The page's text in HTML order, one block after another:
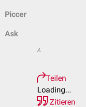
Piccer
Ask
A
Teilen
Loading...
Zitieren